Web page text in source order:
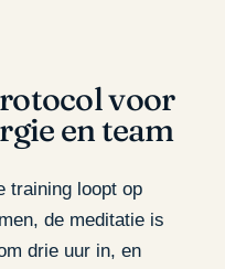
voor
en team
de meditatie is
drie uur in, en